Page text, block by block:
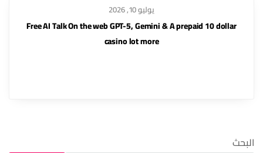
يوليو 10, 2026
Free AI Talk On the web GPT-5, Gemini & A prepaid 10 dollar
casino lot more
البحث